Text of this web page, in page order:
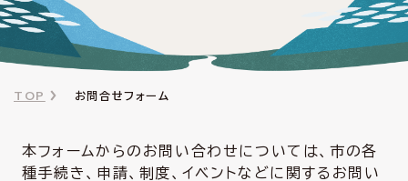
TOP お問合せフォーム
本フォームからのお問い合わせについては、市の各
種手続き、申請、制度、イベントなどに関するお問い